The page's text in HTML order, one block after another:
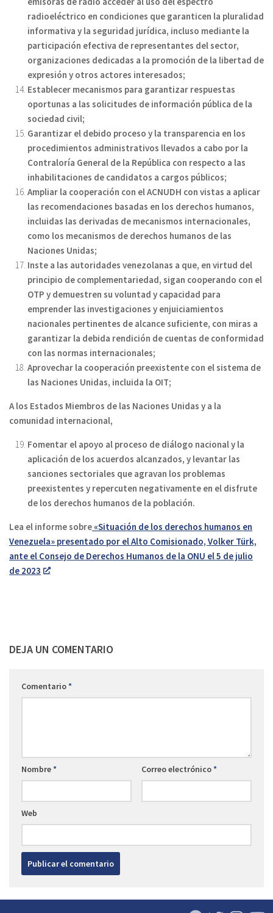
radioeléctrico en condiciones que garanticen la pluralidad
informativa y la seguridad jurídica, incluso mediante la
participación efectiva de representantes del sector,
organizaciones dedicadas a la promoción de la libertad de
expresión y otros actores interesados;
Establecer mecanismos para garantizar respuestas
oportunas a las solicitudes de información pública de la
sociedad civil;
Garantizar el debido proceso y la transparencia en los
procedimientos administrativos llevados a cabo por la
Contraloría General de la República con respecto a las
inhabilitaciones de candidatos a cargos públicos;
Ampliar la cooperación con el ACNUDH con vistas a aplicar
las recomendaciones basadas en los derechos humanos,
incluidas las derivadas de mecanismos internacionales,
como los mecanismos de derechos humanos de las
Naciones Unidas;
Inste a las autoridades venezolanas a que, en virtud del
principio de complementariedad, sigan cooperando con el
OTP y demuestren su voluntad y capacidad para
emprender las investigaciones y enjuiciamientos
nacionales pertinentes de alcance suficiente, con miras a
garantizar la debida rendición de cuentas de conformidad
con las normas internacionales;
Aprovechar la cooperación preexistente con el sistema de
las Naciones Unidas, incluida la OIT;
A los Estados Miembros de las Naciones Unidas y a la
comunidad internacional,
Fomentar el apoyo al proceso de diálogo nacional y la
aplicación de los acuerdos alcanzados, y levantar las
sanciones sectoriales que agravan los problemas
preexistentes y repercuten negativamente en el disfrute
de los derechos humanos de la población.
Lea el informe sobre «Situación de los derechos humanos en
Venezuela» presentado por el Alto Comisionado, Volker Türk,
ante el Consejo de Derechos Humanos de la ONU el 5 de julio
de 2023
DEJA UN COMENTARIO
Comentario*
Nombre* Correo electrónico*
Web